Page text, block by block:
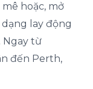
hoặc, mở
lay động
Ngay từ
đến Perth,